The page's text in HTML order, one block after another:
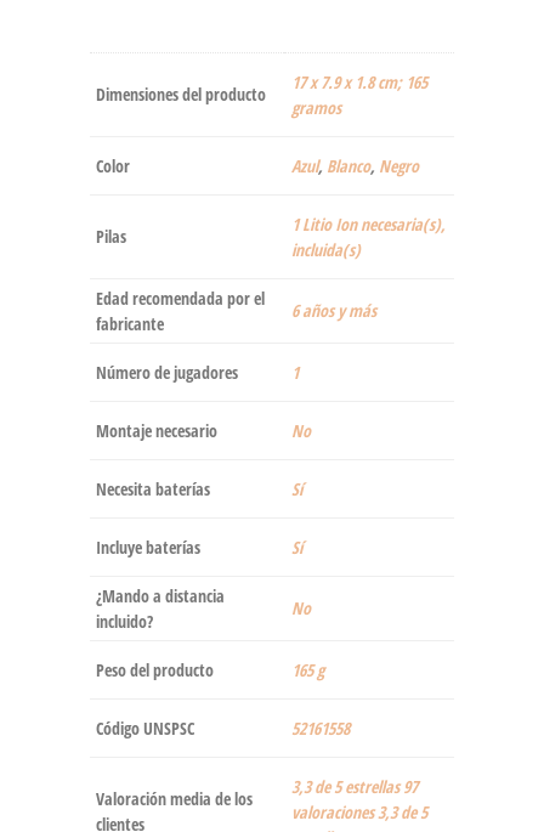
Dimensiones del producto
‎17 x 7.9 x 1.8 cm; 165
gramos
Color Azul, ‎Blanco, Negro
Pilas
‎1 Litio Ion necesaria(s),
incluida(s)
Edad recomendada por el
fabricante
‎6 años y más
Número de jugadores ‎1
Montaje necesario ‎No
Necesita baterías ‎Sí
Incluye baterías ‎Sí
¿Mando a distancia
incluido?
‎No
Peso del producto ‎165 g
Código UNSPSC 52161558
Valoración media de los
clientes
3,3 de 5 estrellas 97
valoraciones 3,3 de 5